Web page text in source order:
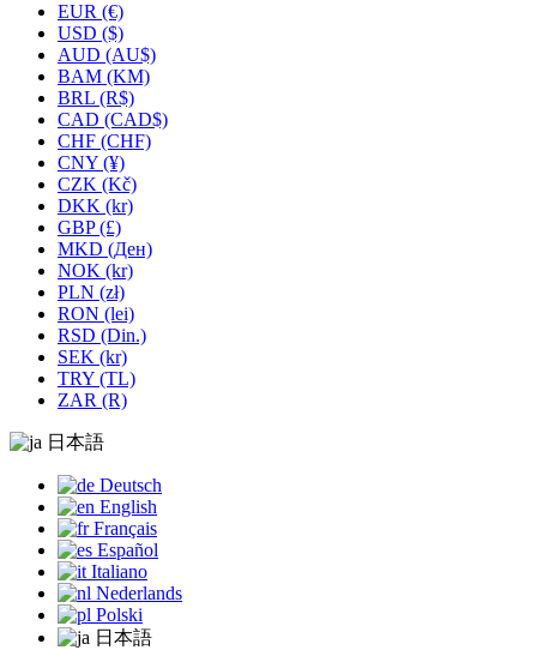
EUR (€)
USD ($)
AUD (AU$)
BAM (KM)
BRL (R$)
CAD (CAD$)
CHF (CHF)
CNY (¥)
CZK (Kč)
DKK (kr)
GBP (£)
MKD (Ден)
NOK (kr)
PLN (zł)
RON (lei)
RSD (Din.)
SEK (kr)
TRY (TL)
ZAR (R)
日本語
Deutsch
English
Français
Español
Italiano
Nederlands
Polski
日本語